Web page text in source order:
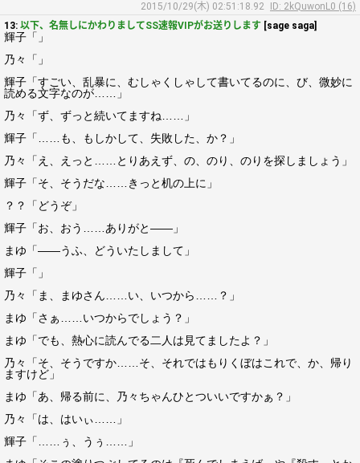
2015/10/29(木) 02:51:18.92
ID: 2kQuwonL0 (16)
13: 以下、名無しにかわりましてSS速報VIPがお送りします [sage saga]
輝子「」
乃々「」
輝子「すごい、乱暴に、むしゃくしゃして書いてるのに、び、微妙に
読める文字なのが……」
乃々「ず、ずっと続いてますね……」
輝子「……も、もしかして、失敗した、か？」
乃々「え、えっと……とりあえず、の、のり、のりを探しましょう」
輝子「そ、そうだな……きっと机の上に」
？？「どうぞ」
輝子「お、おう……ありがと――」
まゆ「――うふ、どういたしまして」
輝子「」
乃々「ま、まゆさん……い、いつから……？」
まゆ「さぁ……いつからでしょう？」
まゆ「でも、熱心に読んでる二人は見てましたよ？」
乃々「そ、そうですか……そ、それではもりくぼはこれで、か、帰り
ますけど」
まゆ「あ、帰る前に、乃々ちゃんひとついいですかぁ？」
乃々「は、はいぃ……」
輝子「……ぅ、うぅ……」